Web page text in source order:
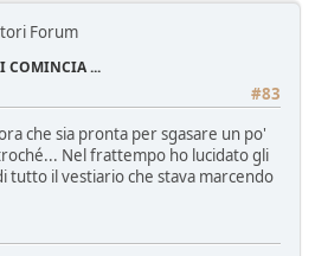
Forum
COMINCIA ...
#83
che sia pronta per sgasare un po'
Nel frattempo ho lucidato gli
tutto il vestiario che stava marcendo